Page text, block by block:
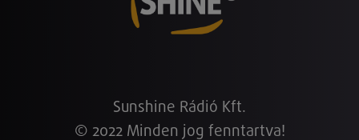
Sunshine Rádió Kft.
© 2022 Minden jog fenntartva!